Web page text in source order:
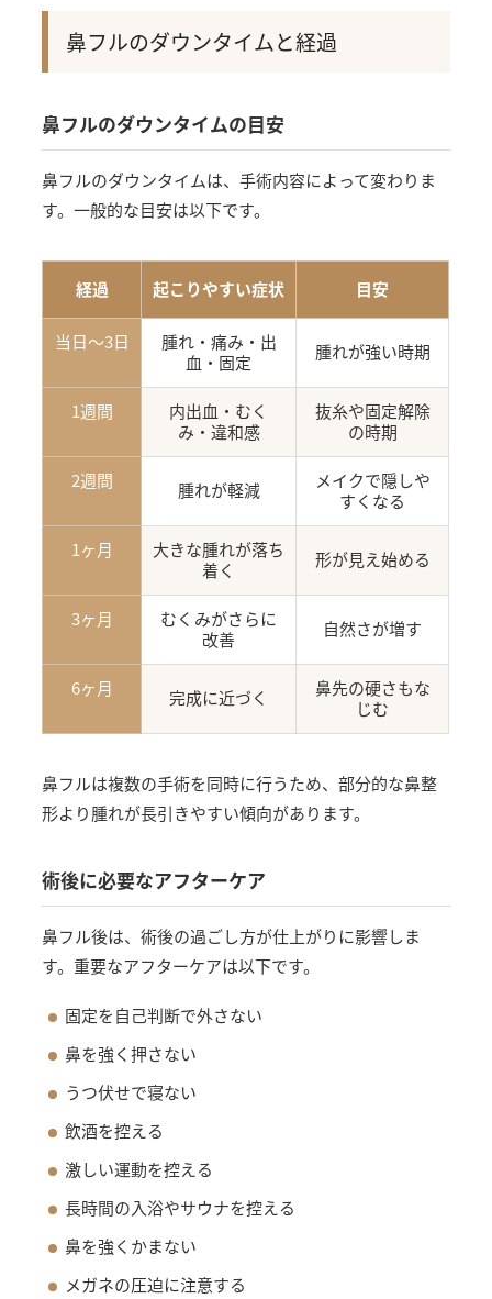
鼻フルのダウンタイムと経過
鼻フルのダウンタイムの目安
鼻フルのダウンタイムは、手術内容によって変わりま
す。一般的な目安は以下です。
経過 起こりやすい症状 目安
当日〜3日
腫れ・痛み・出
血・固定
腫れが強い時期
1週間
内出血・むく
み・違和感
抜糸や固定解除
の時期
2週間
腫れが軽減
メイクで隠しや
すくなる
1ヶ月
大きな腫れが落ち
着く
形が見え始める
3ヶ月
むくみがさらに
改善
自然さが増す
6ヶ月 完成に近づく
鼻先の硬さもな
じむ
鼻フルは複数の手術を同時に行うため、部分的な鼻整
形より腫れが長引きやすい傾向があります。
術後に必要なアフターケア
鼻フル後は、術後の過ごし方が仕上がりに影響しま
す。重要なアフターケアは以下です。
固定を自己判断で外さない
鼻を強く押さない
うつ伏せで寝ない
飲酒を控える
激しい運動を控える
長時間の入浴やサウナを控える
鼻を強くかまない
メガネの圧迫に注意する